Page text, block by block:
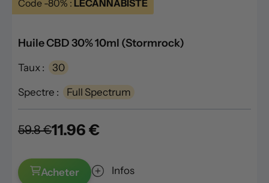
Code -80% : LECANNABISTE
Huile CBD 30% 10ml (Stormrock)
Taux : 30
Spectre : Full Spectrum
59.8 €11.96 €
Acheter Infos